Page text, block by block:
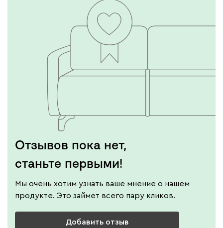
Отзывов пока нет,
станьте первыми!
Мы очень хотим узнать ваше мнение о нашем
продукте. Это займет всего пару кликов.
Добавить отзыв